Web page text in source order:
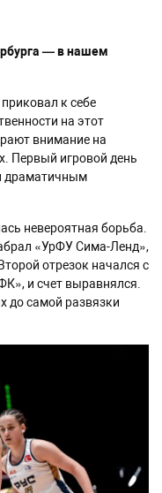
— в нашем
к себе
на этот
внимание на
Первый игровой день
драматичным
невероятная борьба.
«УрФУ Сима-Ленд»,
отрезок начался с
и счет выравнялся.
до самой развязки